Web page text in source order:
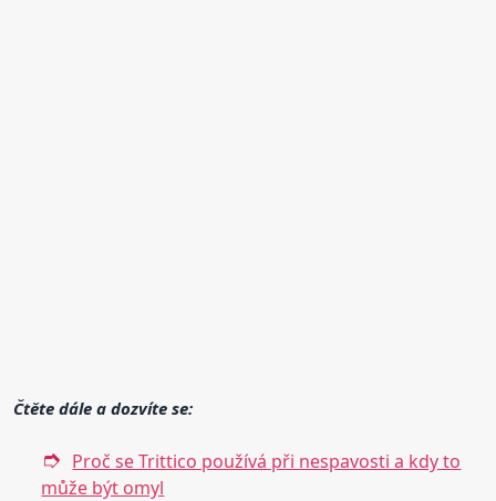
Čtěte dále a dozvíte se:
Proč se Trittico používá při nespavosti a kdy to
může být omyl